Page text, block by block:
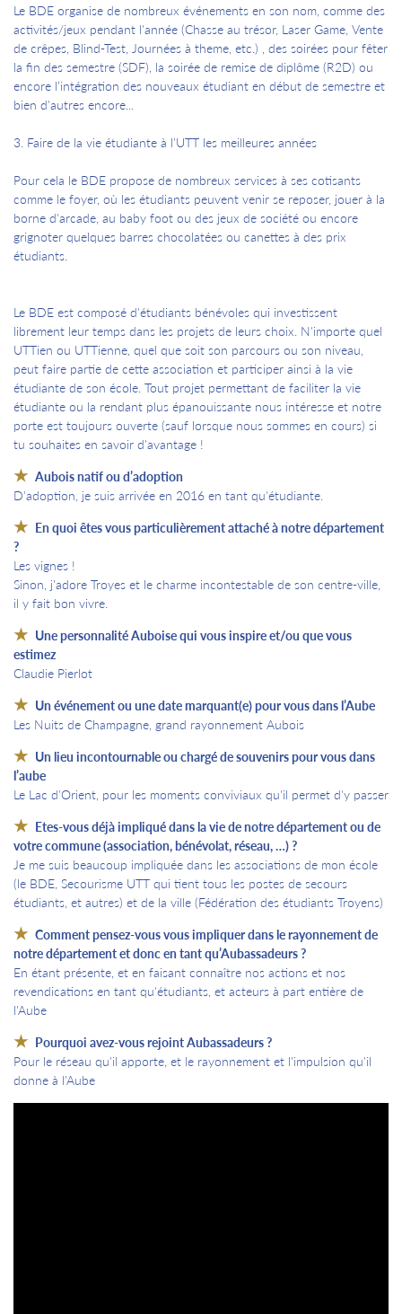
Le BDE organise de nombreux événements en son nom, comme des
activités/jeux pendant l'année (Chasse au trésor, Laser Game, Vente
de crêpes, Blind-Test, Journées à theme, etc.) , des soirées pour fêter
la fin des semestre (SDF), la soirée de remise de diplôme (R2D) ou
encore l’intégration des nouveaux étudiant en début de semestre et
bien d'autres encore...
3. Faire de la vie étudiante à l'UTT les meilleures années
Pour cela le BDE propose de nombreux services à ses cotisants
comme le foyer, où les étudiants peuvent venir se reposer, jouer à la
borne d'arcade, au baby foot ou des jeux de société ou encore
grignoter quelques barres chocolatées ou canettes à des prix
étudiants.
Le BDE est composé d'étudiants bénévoles qui investissent
librement leur temps dans les projets de leurs choix. N'importe quel
UTTien ou UTTienne, quel que soit son parcours ou son niveau,
peut faire partie de cette association et participer ainsi à la vie
étudiante de son école. Tout projet permettant de faciliter la vie
étudiante ou la rendant plus épanouissante nous intéresse et notre
porte est toujours ouverte (sauf lorsque nous sommes en cours) si
tu souhaites en savoir d'avantage !
Aubois natif ou d’adoption
D'adoption, je suis arrivée en 2016 en tant qu'étudiante.
En quoi êtes vous particulièrement attaché à notre département
?
Les vignes !
Sinon, j'adore Troyes et le charme incontestable de son centre-ville,
il y fait bon vivre.
Une personnalité Auboise qui vous inspire et/ou que vous
estimez
Claudie Pierlot
Un événement ou une date marquant(e) pour vous dans l’Aube
Les Nuits de Champagne, grand rayonnement Aubois
Un lieu incontournable ou chargé de souvenirs pour vous dans
l’aube
Le Lac d'Orient, pour les moments conviviaux qu'il permet d'y passer
Etes-vous déjà impliqué dans la vie de notre département ou de
votre commune (association, bénévolat, réseau, …) ?
Je me suis beaucoup impliquée dans les associations de mon école
(le BDE, Secourisme UTT qui tient tous les postes de secours
étudiants, et autres) et de la ville (Fédération des étudiants Troyens)
Comment pensez-vous vous impliquer dans le rayonnement de
notre département et donc en tant qu’Aubassadeurs ?
En étant présente, et en faisant connaître nos actions et nos
revendications en tant qu'étudiants, et acteurs à part entière de
l'Aube
Pourquoi avez-vous rejoint Aubassadeurs ?
Pour le réseau qu'il apporte, et le rayonnement et l'impulsion qu'il
donne à l'Aube